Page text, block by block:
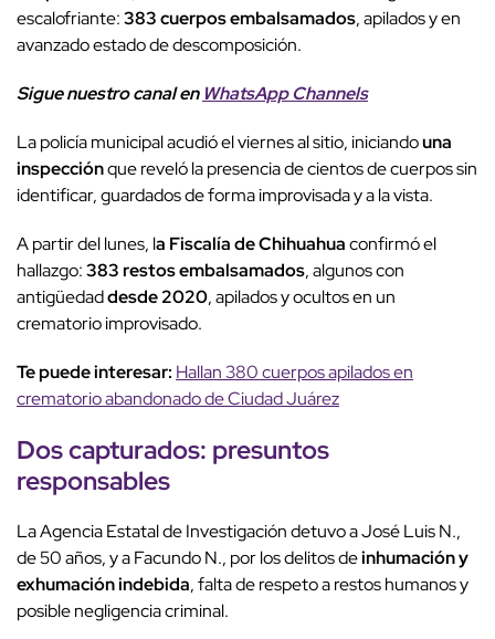
escalofriante:383 cuerpos embalsamados, apilados y en
avanzado estado de descomposición.
Sigue nuestro canal en WhatsApp Channels
La policía municipal acudió el viernes al sitio, iniciandouna
inspecciónque reveló la presencia de cientos de cuerpos sin
identificar, guardados de forma improvisada y a la vista.
A partir del lunes, la Fiscalía de Chihuahuaconfirmó el
hallazgo:383 restos embalsamados, algunos con
antigüedaddesde 2020, apilados y ocultos en un
crematorio improvisado.
Te puede interesar: Hallan 380 cuerpos apilados en
crematorio abandonado de Ciudad Juárez
Dos capturados: presuntos
responsables
La Agencia Estatal de Investigación detuvo a José Luis N.,
de 50 años, y a Facundo N., por los delitos deinhumación y
exhumación indebida, falta de respeto a restos humanos y
posible negligencia criminal.